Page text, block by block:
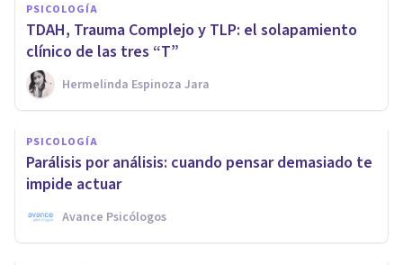
PSICOLOGÍA
TDAH, Trauma Complejo y TLP: el solapamiento
clínico de las tres “T”
Hermelinda Espinoza Jara
PSICOLOGÍA
Parálisis por análisis: cuando pensar demasiado te
impide actuar
Avance Psicólogos